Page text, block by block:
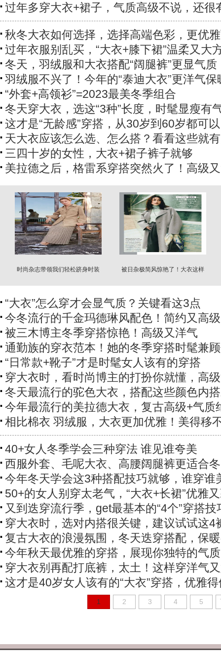
过年多穿大衣+裙子，气质高级不说，还很
秋冬大衣如何选择，选择高端色彩，更优
过年衣服别乱买，“大衣+膝下裙”温柔又大
冬天，羽绒服和大衣搭配“阔腿裤”更显气质
羽绒服不兴了！今年的“泰迪大衣”更洋气保
“外套+高领衫”=2023最美冬季组合
冬天穿大衣，选这“3种”长度，时髦显瘦有
这才是“无龄感”穿搭，从30岁到60岁都可以
天大衣应该怎么选、怎么搭？看看这些就
三四十岁的女性，大衣+裙子裤子就够
美拉德之后，格雷系穿搭突然火了！高级
时尚杂志带领我们轻松跻身时装
被日杂极简风惊艳了！大衣这样
“大衣”怎么穿才会显气质？关键看这3点
今冬流行的千金玛德琳风配色！简约又高级
被三木博主冬季穿搭惊艳！高级又洋气
通勤族的穿衣范本！她的冬季穿搭时髦兼
“日常款+靴子”才是时髦女人该有的穿搭
穿大衣时，看时尚博主的打扮你就懂，高
冬天最流行的驼色大衣，搭配这些颜色内
今年最流行的美拉德大衣，复古高级+气质
相比棉衣 羽绒服，大衣更加优雅！美得移
40+女人冬季学会三种穿法 谁见谁夸美
西服外套、毛呢大衣、高腰阔腿裤更适合
今年冬天学会这3种搭配技巧就够，谁穿谁
50+的女人别穿太老气，“大衣+长裙”优雅
又到迭穿流行季，get最基本的“4个”穿搭技
穿大衣时，选对内搭很关键，建议试试这4
复古大衣的浪漫氛围，冬天迭穿搭配，保
今年秋天最优雅的穿搭，展现你独特的气质
穿大衣别再配打底裤，太土！这样穿洋气
这才是40岁女人该有的“大衣”穿搭，优雅
1 2 3 4 5